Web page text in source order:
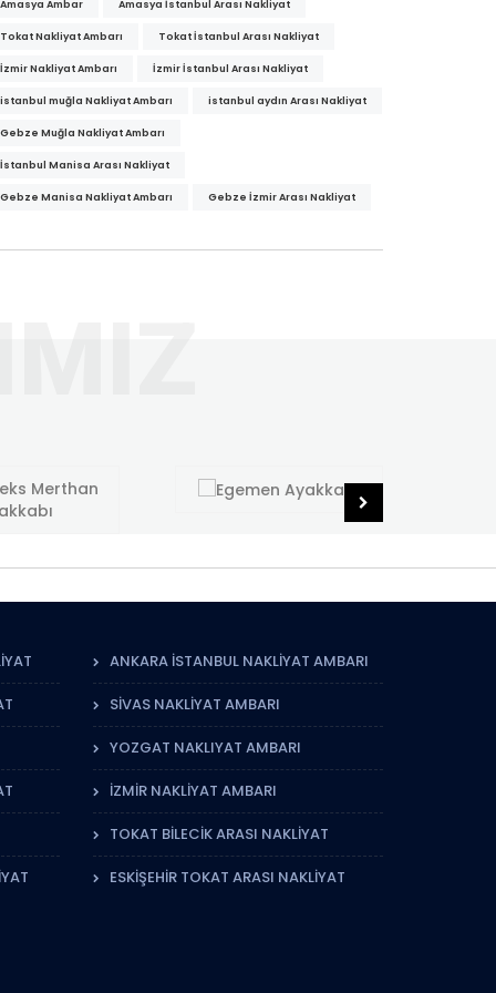
Amasya Ambar Amasya İstanbul Arası Nakliyat
Tokat Nakliyat Ambarı Tokat İstanbul Arası Nakliyat
İzmir Nakliyat Ambarı İzmir İstanbul Arası Nakliyat
istanbul muğla Nakliyat Ambarı istanbul aydın Arası Nakliyat
Gebze Muğla Nakliyat Ambarı
İstanbul Manisa Arası Nakliyat
Gebze Manisa Nakliyat Ambarı Gebze İzmir Arası Nakliyat
ANKARA İSTANBUL NAKLIYAT AMBARI
SIVAS NAKLIYAT AMBARI
YOZGAT NAKLIYAT AMBARI
IZMIR NAKLIYAT AMBARI
TOKAT BILECIK ARASI NAKLIYAT
ESKIŞEHIR TOKAT ARASI NAKLIYAT